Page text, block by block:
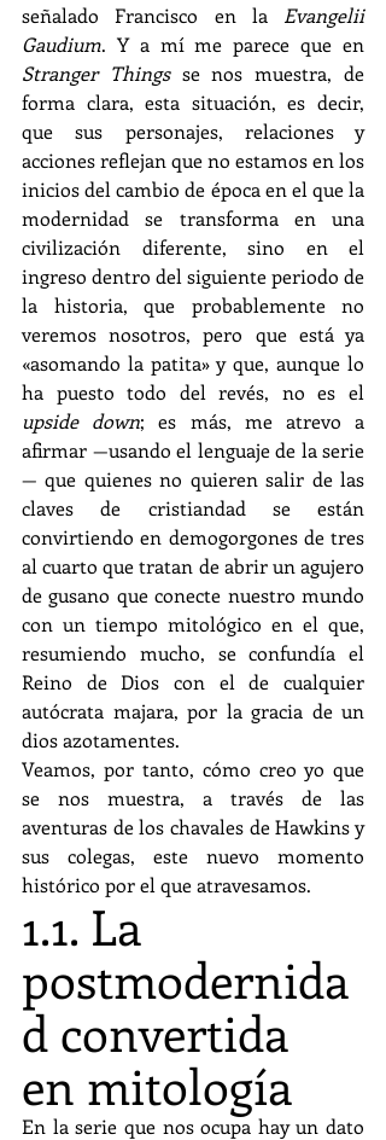
señalado Francisco en la Evangelii
Gaudium
Stranger Things se nos muestra, de
forma clara, esta situación, es decir,
que sus personajes, relaciones y
acciones reflejan que no estamos en los
inicios del cambio de época en el que la
modernidad se transforma en una
civilización diferente, sino en el
ingreso dentro del siguiente periodo de
la historia, que probablemente no
veremos nosotros, pero que está ya
«asomando la patita» y que, aunque lo
upside down; es más, me atrevo a
afirmar —usando el lenguaje de la serie
— que quienes no quieren salir de las
claves de cristiandad se están
convirtiendo en demogorgones de tres
al cuarto que tratan de abrir un agujero
de gusano que conecte nuestro mundo
con un tiempo mitológico en el que,
resumiendo mucho, se confundía el
Reino de Dios con el de cualquier
autócrata majara, por la gracia de un
dios azotamentes.
Veamos, por tanto, cómo creo yo que
se nos muestra, a través de las
aventuras de los chavales de Hawkins y
sus colegas, este nuevo momento
histórico por el que atravesamos.
1.1. La
postmodernida
d convertida
en mitología
En la serie que nos ocupa hay un dato